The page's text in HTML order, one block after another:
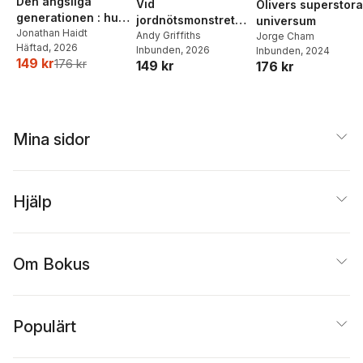
generationen : hur
överbeskyddande
föräldrar och
skärmberoende
Jonathan Haidt
Häftad, 2026
149 kr176 kr
Vid
jordnötsmonstrets
håla
Andy Griffiths
Inbunden, 2026
149 kr
Olivers superstora
universum
Jorge Cham
Inbunden, 2024
176 kr
Mina sidor
Hjälp
Om Bokus
Populärt